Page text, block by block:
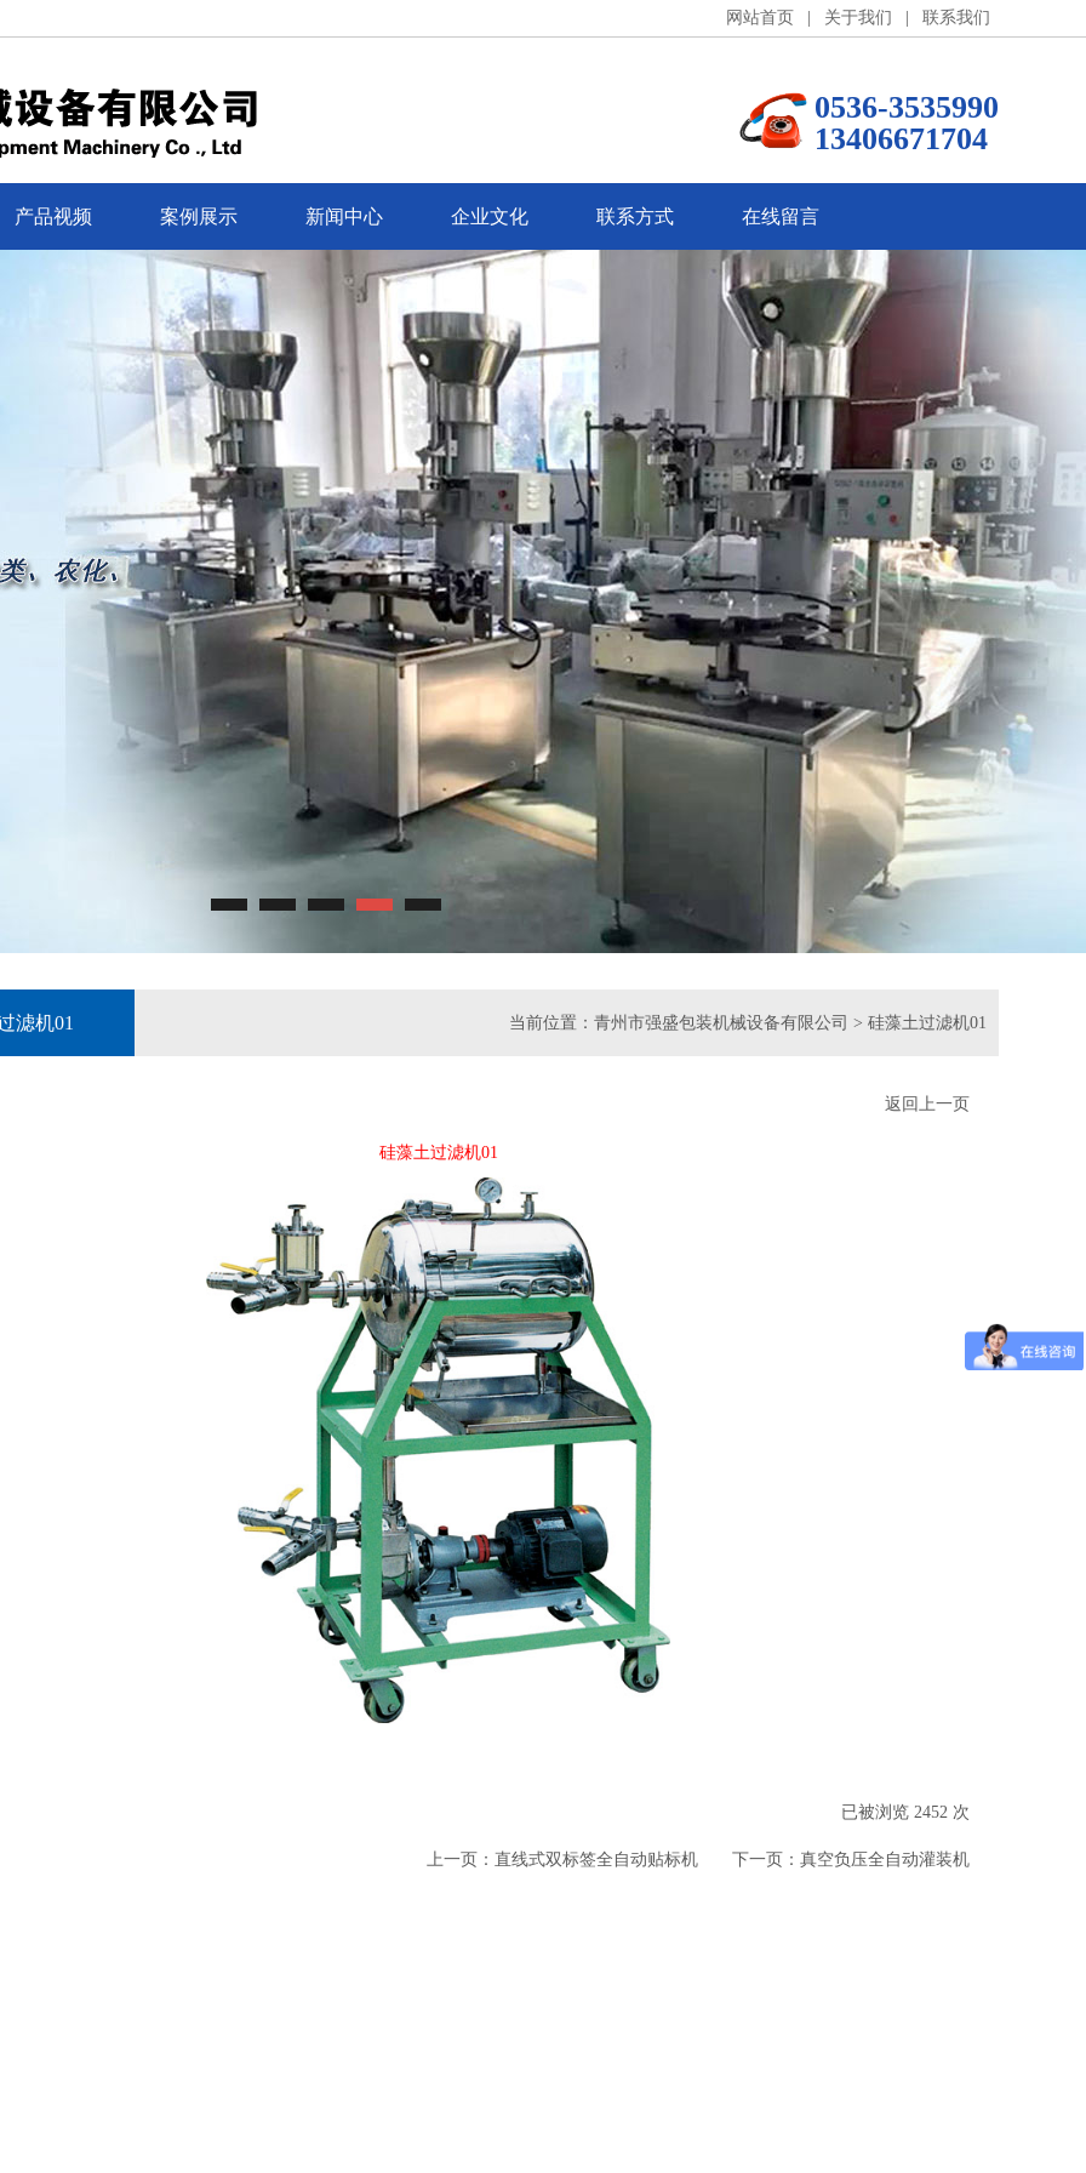
网站首页 关于我们 联系我们
0536-3535990
13406671704
产品视频 案例展示 新闻中心 企业文化 联系方式 在线留言
滤机01 当前位置： 青州市强盛包装机械设备有限公司 > 硅藻土过滤机01
返回上一页
硅藻土过滤机01
已被浏览 2452 次
上一页： 直线式双标签全自动贴标机 下一页： 真空负压全自动灌装机